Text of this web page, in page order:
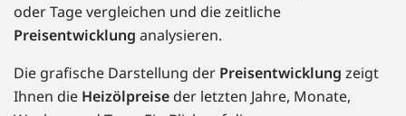
oder Tage vergleichen und die zeitliche
Preisentwicklung analysieren.
Die grafische Darstellung der Preisentwicklung zeigt
Ihnen die Heizölpreise der letzten Jahre, Monate,